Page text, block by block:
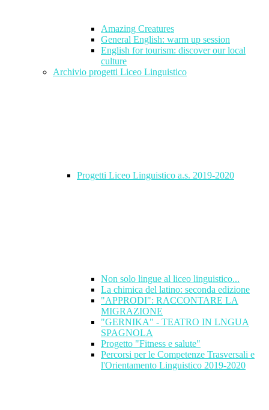
Amazing Creatures
General English: warm up session
English for tourism: discover our local
culture
Archivio progetti Liceo Linguistico
Progetti Liceo Linguistico a.s. 2019-2020
Non solo lingue al liceo linguistico...
La chimica del latino: seconda edizione
"APPRODI": RACCONTARE LA
MIGRAZIONE
"GERNIKA" - TEATRO IN LNGUA
SPAGNOLA
Progetto "Fitness e salute"
Percorsi per le Competenze Trasversali e
l'Orientamento Linguistico 2019-2020